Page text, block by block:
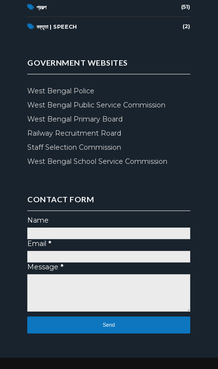
প্রকল্প (51)
বক্তৃতা | SPEECH (2)
GOVERNMENT WEBSITES
West Bengal Police
West Bengal Public Service Commission
West Bengal Primary Board
Railway Recruitment Roard
Staff Selection Commission
West Bengal School Service Commission
CONTACT FORM
Name
Email *
Message *